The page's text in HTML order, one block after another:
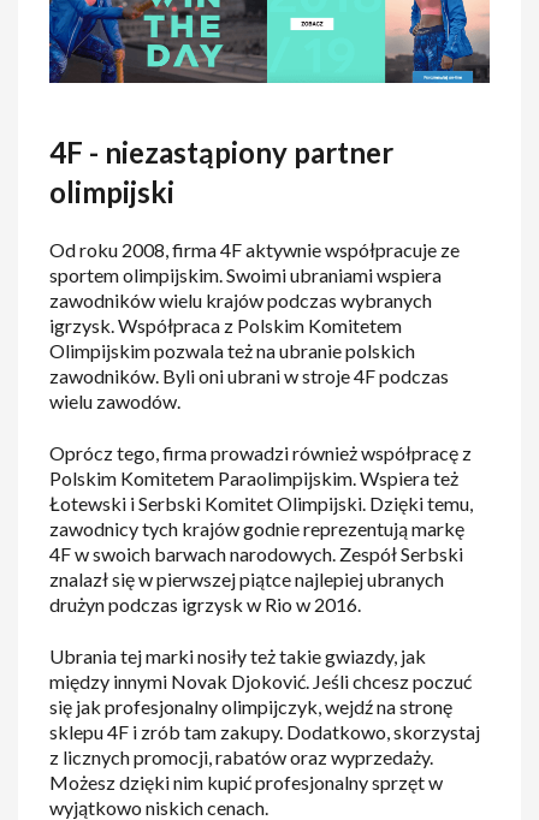
4F - niezastąpiony partner
olimpijski
Od roku 2008, firma 4F aktywnie współpracuje ze
sportem olimpijskim. Swoimi ubraniami wspiera
zawodników wielu krajów podczas wybranych
igrzysk. Współpraca z Polskim Komitetem
Olimpijskim pozwala też na ubranie polskich
zawodników. Byli oni ubrani w stroje 4F podczas
wielu zawodów.
Oprócz tego, firma prowadzi również współpracę z
Polskim Komitetem Paraolimpijskim. Wspiera też
Łotewski i Serbski Komitet Olimpijski. Dzięki temu,
zawodnicy tych krajów godnie reprezentują markę
4F w swoich barwach narodowych. Zespół Serbski
znalazł się w pierwszej piątce najlepiej ubranych
drużyn podczas igrzysk w Rio w 2016.
Ubrania tej marki nosiły też takie gwiazdy, jak
między innymi Novak Djoković. Jeśli chcesz poczuć
się jak profesjonalny olimpijczyk, wejdź na stronę
sklepu 4F i zrób tam zakupy. Dodatkowo, skorzystaj
z licznych promocji, rabatów oraz wyprzedaży.
Możesz dzięki nim kupić profesjonalny sprzęt w
wyjątkowo niskich cenach.